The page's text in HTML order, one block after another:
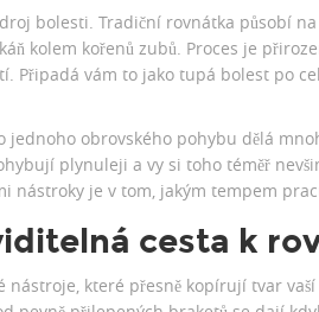
bolesti. Tradiční rovnátka působí
kolem kořenů zubů. Proces je
Připadá vám to jako tupá bolest po
obrovského pohybu dělá
plynuleji a vy si toho téměř
nástroky je v tom, jakým tempem
cesta k
nástroje, které přesně kopírují tvar vaší